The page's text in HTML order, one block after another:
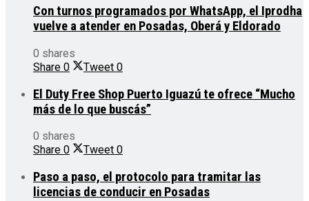
Con turnos programados por WhatsApp, el Iprodha
vuelve a atender en Posadas, Oberá y Eldorado
0 shares
Share 0 Tweet 0
El Duty Free Shop Puerto Iguazú te ofrece “Mucho
más de lo que buscás”
0 shares
Share 0 Tweet 0
Paso a paso, el protocolo para tramitar las
licencias de conducir en Posadas